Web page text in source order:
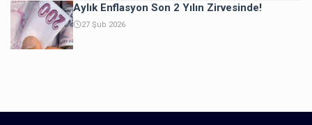
Aylık Enflasyon Son 2 Yılın Zirvesinde!
27 Şub 2026